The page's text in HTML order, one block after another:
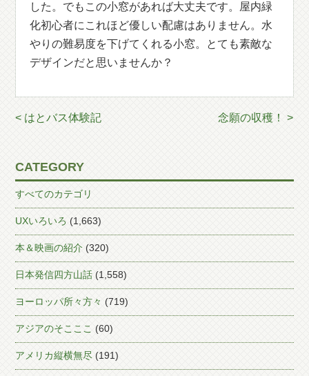
した。でもこの小窓があれば大丈夫です。屋内緑
化初心者にこれほど優しい配慮はありません。水
やりの難易度を下げてくれる小窓。とても素敵な
デザインだと思いませんか？
< はとバス体験記 念願の収穫！ >
CATEGORY
すべてのカテゴリ
UXいろいろ (1,663)
本＆映画の紹介 (320)
日本発信四方山話 (1,558)
ヨーロッパ所々方々 (719)
アジアのそこここ (60)
アメリカ縦横無尽 (191)